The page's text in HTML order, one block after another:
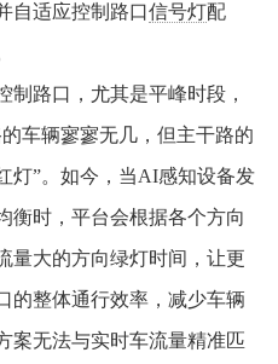
自适应控制路口信号灯配
路口，尤其是平峰时段，
车辆寥寥无几，但主干路的
灯”。如今，当AI感知设备发
衡时，平台会根据各个方向
量大的方向绿灯时间，让更
的整体通行效率，减少车辆
案无法与实时车流量精准匹